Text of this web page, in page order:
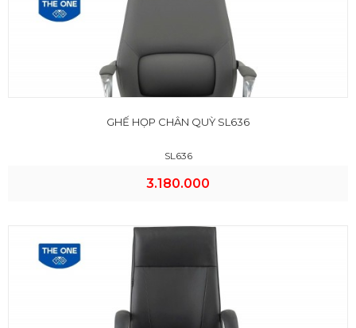
GHẾ HỌP CHÂN QUỲ SL636
SL636
3.180.000